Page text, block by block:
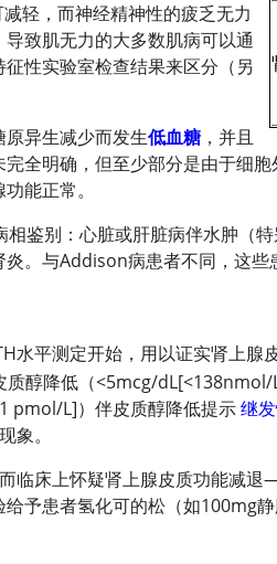
轻，而神经精神性的疲乏无力
致肌无力的大多数肌病可以通
性实验室检查结果来区分（另
异生减少而发生低血糖 ，并且
全明确，但至少部分是由于细
能正常。
相鉴别：心脏或肝脏病伴水肿（
。与Addison病患者不同，这些
水平测定开始，用以证实肾上腺
醇降低（<5mcg/dL[<138nmol/
pmol/L]）伴皮质醇降低提示继
象。
临床上怀疑肾上腺皮质功能减
予患者氢化可的松（如100mg